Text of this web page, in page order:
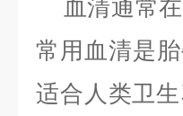
血清通常在
常用血清是
适合人类卫